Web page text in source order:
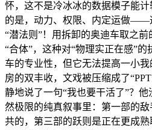
怀，这不是冷冰冰的数据模子能
的是，动力、权限、内定运做——
“潜法则”！用拆卸的奥迪车取之
“合体”，这种对“物理实正在感”
车的专业性，但它无法提高一小
房的双丰收，文戏被压缩成了
静地说了一句“我也要干活了”？
然极限的纯真叙事里：第一部的
共的，第三部的跃则是正在更成